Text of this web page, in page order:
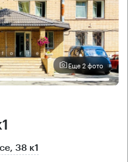
Еще 2 фото
38 к1